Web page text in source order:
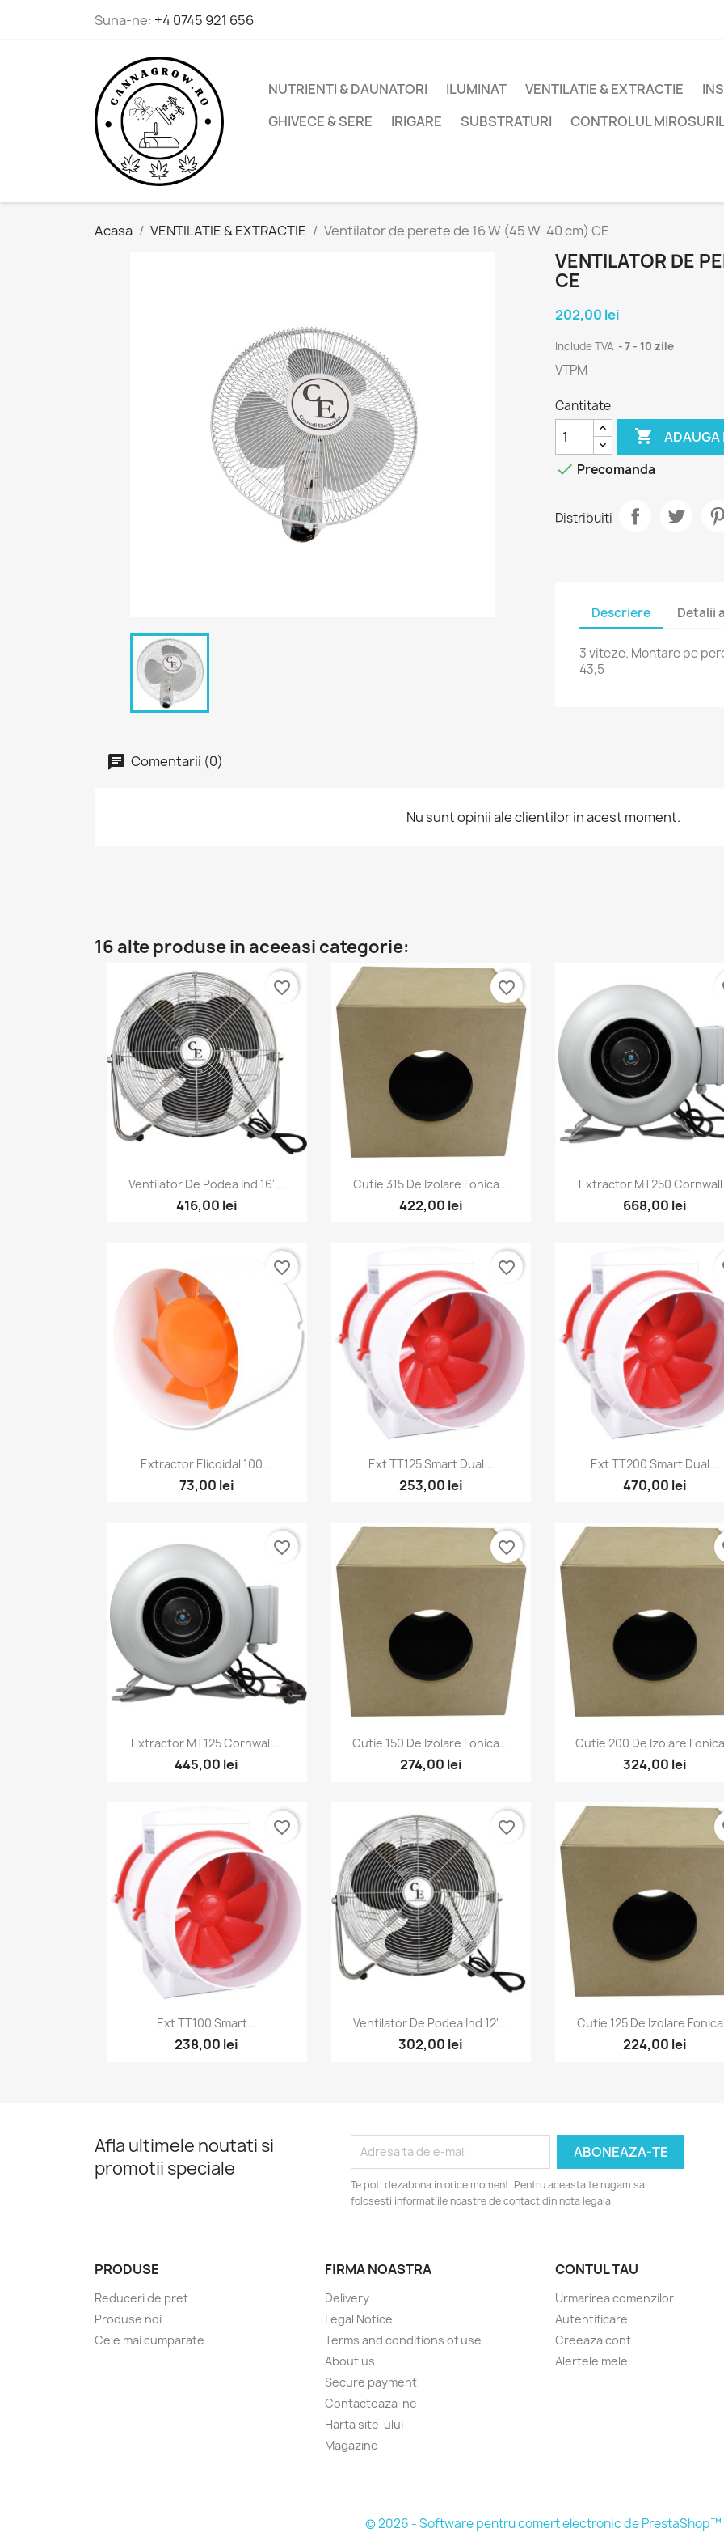
Suna-ne: +4 0745 921 656
NUTRIENTI & DAUNATORI ILUMINAT VENTILATIE & EXTRACTIE
GHIVECE & SERE
IRIGARE SUBSTRATURI CONTROLUL
Acasa VENTILATIE & EXTRACTIE Ventilator de perete de 16 W (45 W-40 cm) CE
VENTILATOR DE
CE
202,00 lei
Include TVA 7 - 10 zile
VTPM
Cantitate
 ADAUGA
 Precomanda
Distribuiti
Descriere Detalii
3 viteze. Montare pe
43,5
Comentarii (0)
Nu sunt opinii ale clientilor in acest moment.
16 alte produse in aceeasi categorie:
Vizualizare rapida
Ventilator De Podea Ind 16'...
416,00 lei
favorite_border
 Vizualizare rapida
Cutie 315 De Izolare Fonica...
422,00 lei
favorite_border
Vizualizare rapida
Extractor MT250
668,00 lei
Vizualizare rapida
Extractor Elicoidal 100...
73,00 lei
favorite_border
Vizualizare rapida
Ext TT125 Smart Dual...
253,00 lei
favorite_border
Vizualizare rapida
Ext TT200 Smart Dual...
470,00 lei
Vizualizare rapida
Extractor MT125 Cornwall...
445,00 lei
favorite_border
 Vizualizare rapida
Cutie 150 De Izolare Fonica...
274,00 lei
favorite_border
 Vizualizare rapida
Cutie 200 De Izolare
324,00 lei
Vizualizare rapida
Ext TT100 Smart...
238,00 lei
favorite_border
Vizualizare rapida
Ventilator De Podea Ind 12'...
302,00 lei
favorite_border
 Vizualizare rapida
Cutie 125 De Izolare
224,00 lei
Afla ultimele noutati si
promotii speciale
Te poti dezabona in orice moment. Pentru aceasta te rugam sa
folosesti informatiile noastre de contact din nota legala.
PRODUSE
Reduceri de pret
Produse noi
Cele mai cumparate
FIRMA NOASTRA
Delivery
Legal Notice
Terms and conditions of use
About us
Secure payment
Contacteaza-ne
Harta site-ului
Magazine
CONTUL TAU
Urmarirea comenzilor
Autentificare
Creeaza cont
Alertele mele
© 2026 - Software pentru comert electronic de PrestaShop™